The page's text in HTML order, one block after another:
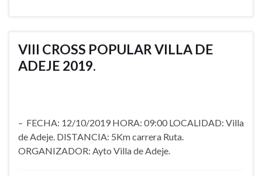
VIII CROSS POPULAR VILLA DE
ADEJE 2019.
– FECHA: 12/10/2019 HORA: 09:00 LOCALIDAD: Villa
de Adeje. DISTANCIA: 5Km carrera Ruta.
ORGANIZADOR: Ayto Villa de Adeje.